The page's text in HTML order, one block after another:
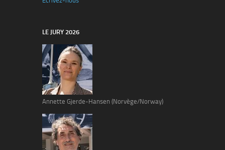
LE JURY 2026
Annette Gjerde-Hansen (Norvège/Norway)